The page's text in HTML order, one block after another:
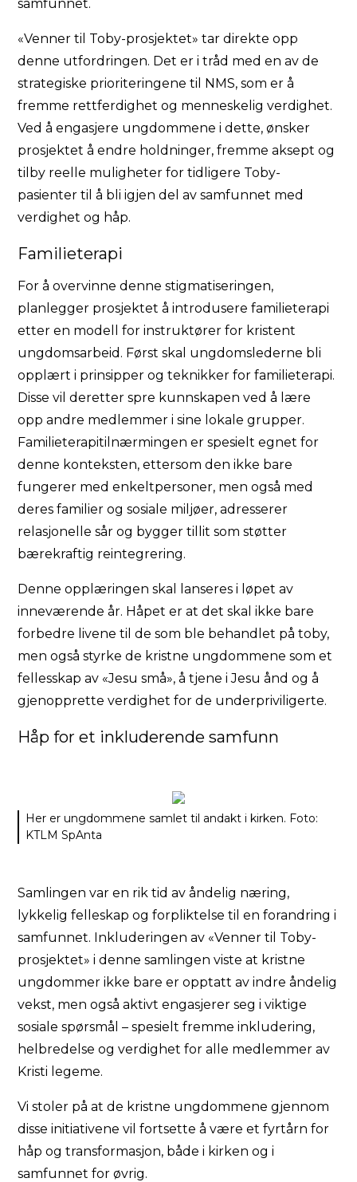
samfunnet.
«Venner til Toby-prosjektet» tar direkte opp
denne utfordringen. Det er i tråd med en av de
strategiske prioriteringene til NMS, som er å
fremme rettferdighet og menneskelig verdighet.
Ved å engasjere ungdommene i dette, ønsker
prosjektet å endre holdninger, fremme aksept og
tilby reelle muligheter for tidligere Toby-
pasienter til å bli igjen del av samfunnet med
verdighet og håp.
Familieterapi
For å overvinne denne stigmatiseringen,
planlegger prosjektet å introdusere familieterapi
etter en modell for instruktører for kristent
ungdomsarbeid. Først skal ungdomslederne bli
opplært i prinsipper og teknikker for familieterapi.
Disse vil deretter spre kunnskapen ved å lære
opp andre medlemmer i sine lokale grupper.
Familieterapitilnærmingen er spesielt egnet for
denne konteksten, ettersom den ikke bare
fungerer med enkeltpersoner, men også med
deres familier og sosiale miljøer, adresserer
relasjonelle sår og bygger tillit som støtter
bærekraftig reintegrering.
Denne opplæringen skal lanseres i løpet av
inneværende år. Håpet er at det skal ikke bare
forbedre livene til de som ble behandlet på toby,
men også styrke de kristne ungdommene som et
fellesskap av «Jesu små», å tjene i Jesu ånd og å
gjenopprette verdighet for de underpriviligerte.
Håp for et inkluderende samfunn
Her er ungdommene samlet til andakt i kirken. Foto:
KTLM SpAnta
Samlingen var en rik tid av åndelig næring,
lykkelig felleskap og forpliktelse til en forandring i
samfunnet. Inkluderingen av «Venner til Toby-
prosjektet» i denne samlingen viste at kristne
ungdommer ikke bare er opptatt av indre åndelig
vekst, men også aktivt engasjerer seg i viktige
sosiale spørsmål – spesielt fremme inkludering,
helbredelse og verdighet for alle medlemmer av
Kristi legeme.
Vi stoler på at de kristne ungdommene gjennom
disse initiativene vil fortsette å være et fyrtårn for
håp og transformasjon, både i kirken og i
samfunnet for øvrig.